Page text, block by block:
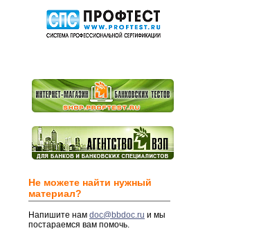
Не можете найти нужный
материал?
Напишите нам doc@bbdoc.ru и мы
постараемся вам помочь.